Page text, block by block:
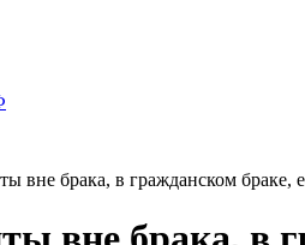
вне брака, в гражданском браке,